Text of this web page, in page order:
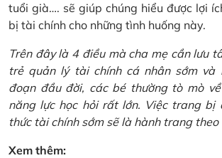
tuổi già…. sẽ giúp chúng hiểu được lợi
bị tài chính cho những tình huống này.
Trên đây là 4 điều mà cha mẹ cần lưu
trẻ quản lý tài chính cá nhân sớm và
đoạn đầu đời, các bé thường tò mò
năng lực học hỏi rất lớn. Việc trang bị
thức tài chính sớm sẽ là hành trang theo
Xem thêm: